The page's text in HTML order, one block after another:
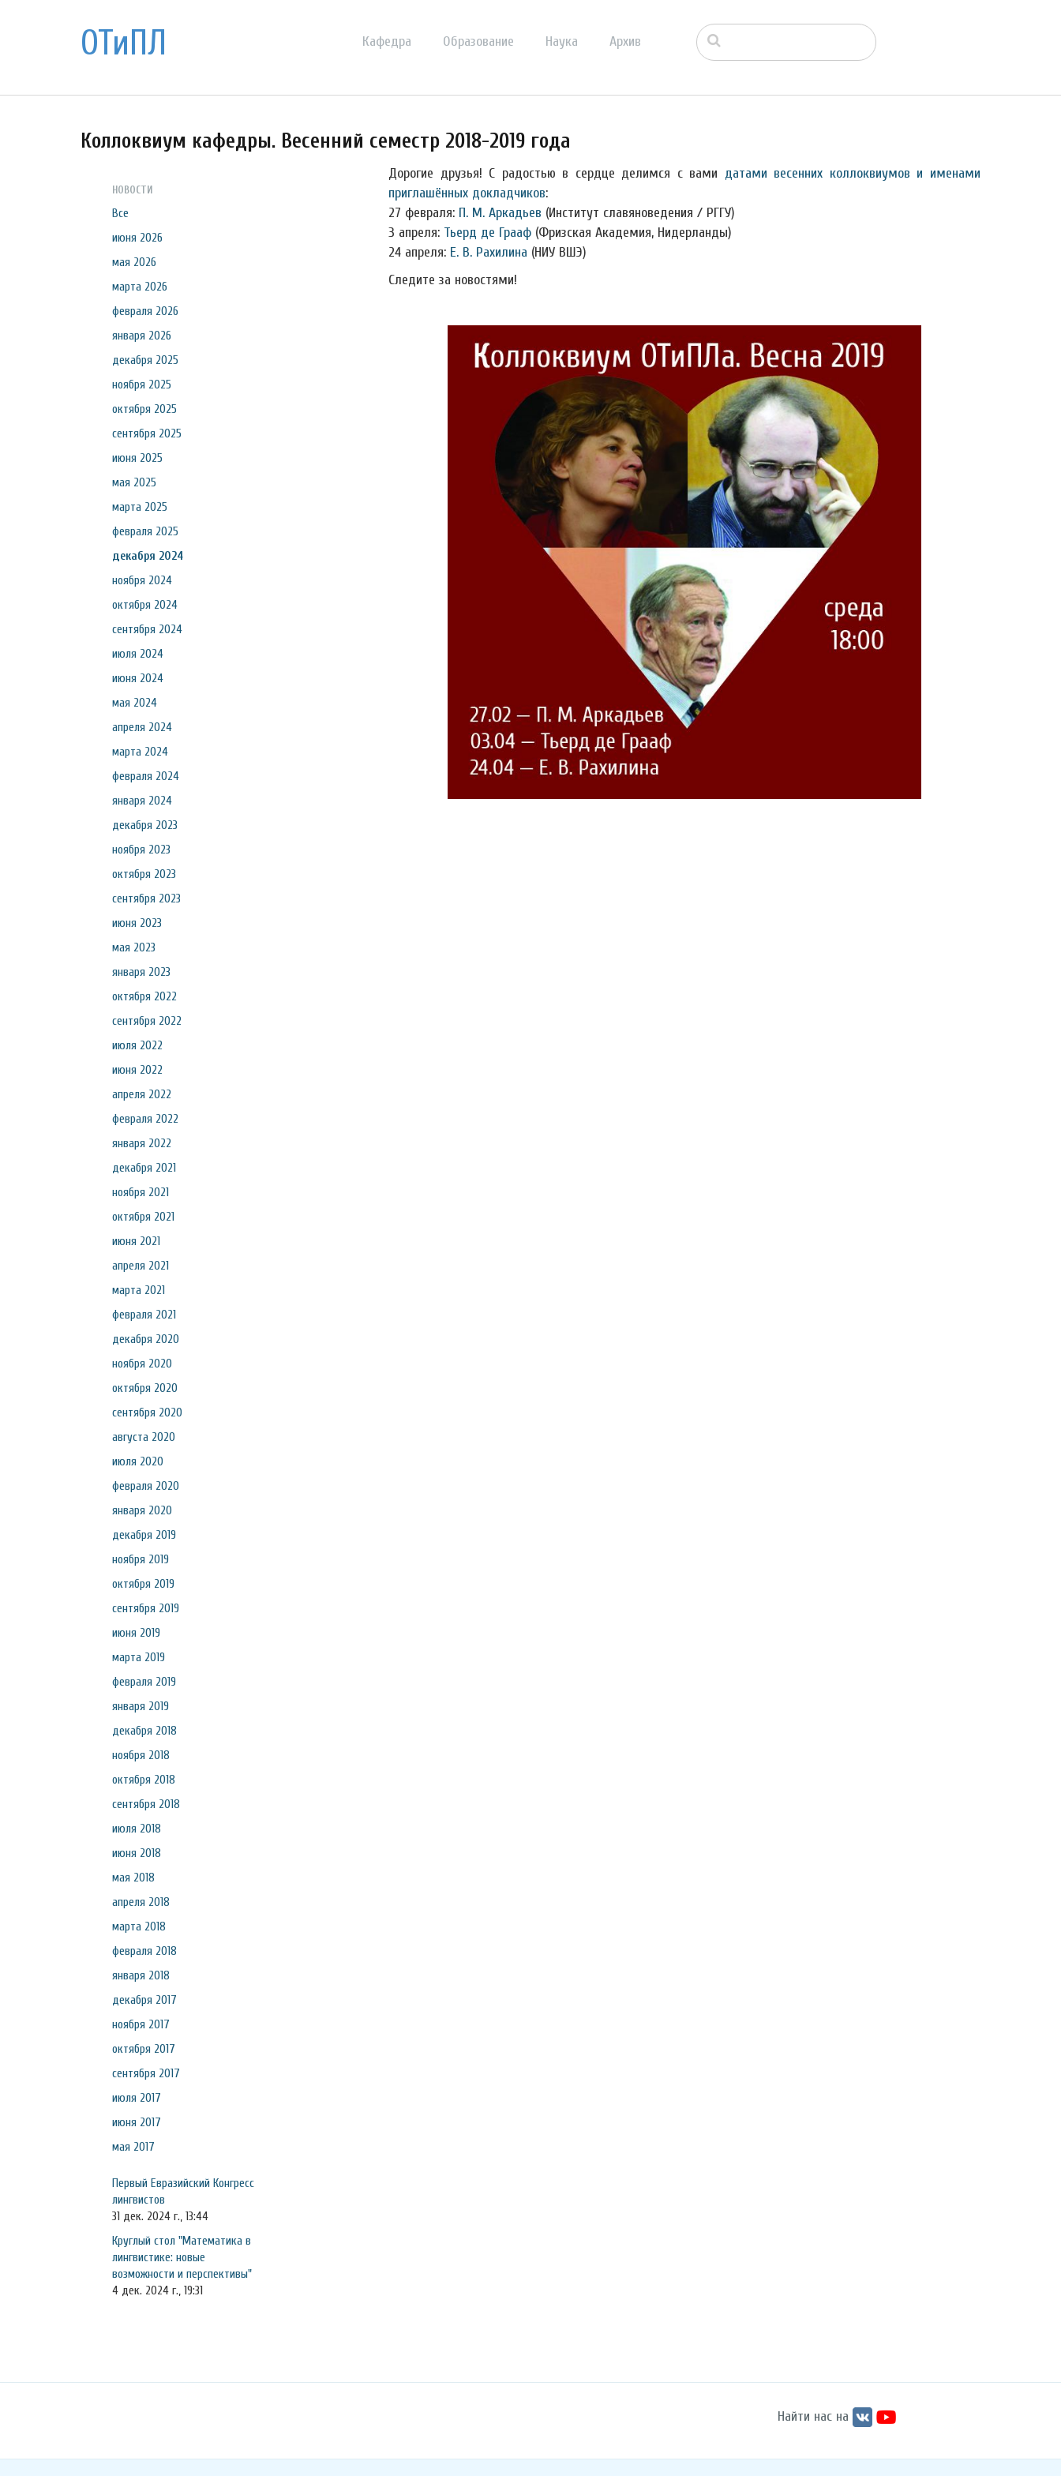
ОТиПЛ Кафедра Образование Наука Архив
Коллоквиум кафедры. Весенний семестр 2018-2019 года
НОВОСТИ
Все
июня 2026
мая 2026
марта 2026
февраля 2026
января 2026
декабря 2025
ноября 2025
октября 2025
сентября 2025
июня 2025
мая 2025
марта 2025
февраля 2025
декабря 2024
ноября 2024
октября 2024
сентября 2024
июля 2024
июня 2024
мая 2024
апреля 2024
марта 2024
февраля 2024
января 2024
декабря 2023
ноября 2023
октября 2023
сентября 2023
июня 2023
мая 2023
января 2023
октября 2022
сентября 2022
июля 2022
июня 2022
апреля 2022
февраля 2022
января 2022
декабря 2021
ноября 2021
октября 2021
июня 2021
апреля 2021
марта 2021
февраля 2021
декабря 2020
ноября 2020
октября 2020
сентября 2020
августа 2020
июля 2020
февраля 2020
января 2020
декабря 2019
ноября 2019
октября 2019
сентября 2019
июня 2019
марта 2019
февраля 2019
января 2019
декабря 2018
ноября 2018
октября 2018
сентября 2018
июля 2018
июня 2018
мая 2018
апреля 2018
марта 2018
февраля 2018
января 2018
декабря 2017
ноября 2017
октября 2017
сентября 2017
июля 2017
июня 2017
мая 2017
Первый Евразийский Конгресс
лингвистов
31 дек. 2024 г., 13:44
Круглый стол "Математика в
лингвистике: новые
возможности и перспективы"
4 дек. 2024 г., 19:31
Дорогие друзья! С радостью в сердце делимся с вами датами весенних коллоквиумов и именами
приглашённых докладчиков:
27 февраля: П. М. Аркадьев (Институт славяноведения / РГГУ)
3 апреля: Тьерд де Грааф (Фризская Академия, Нидерланды)
24 апреля: Е. В. Рахилина (НИУ ВШЭ)
Следите за новостями!
Найти нас на